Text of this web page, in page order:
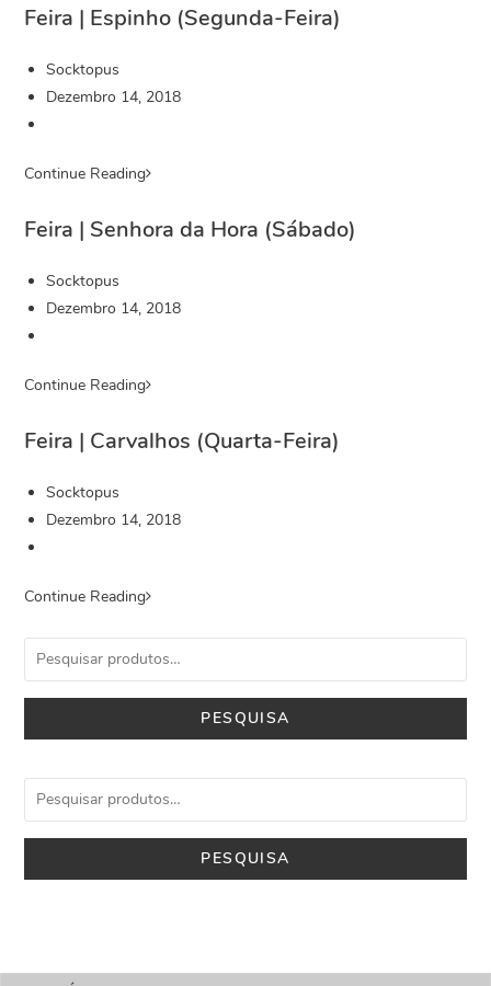
Feira | Espinho (Segunda-Feira)
Socktopus
Dezembro 14, 2018
Continue Reading
Feira | Senhora da Hora (Sábado)
Socktopus
Dezembro 14, 2018
Continue Reading
Feira | Carvalhos (Quarta-Feira)
Socktopus
Dezembro 14, 2018
Continue Reading
PESQUISA
PESQUISA